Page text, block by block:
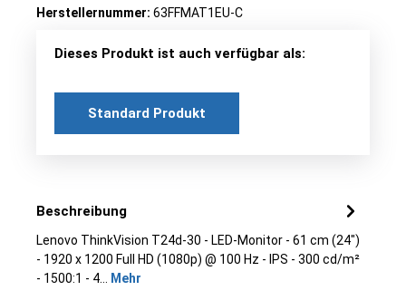
Herstellernummer: 63FFMAT1EU-C
Dieses Produkt ist auch verfügbar als:
Standard Produkt
Beschreibung
Lenovo ThinkVision T24d-30 - LED-Monitor - 61 cm (24")
- 1920 x 1200 Full HD (1080p) @ 100 Hz - IPS - 300 cd/m²
- 1500:1 - 4… Mehr